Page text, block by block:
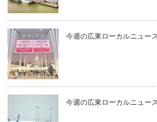
今週の広東ローカルニュー
今週の広東ローカルニュー